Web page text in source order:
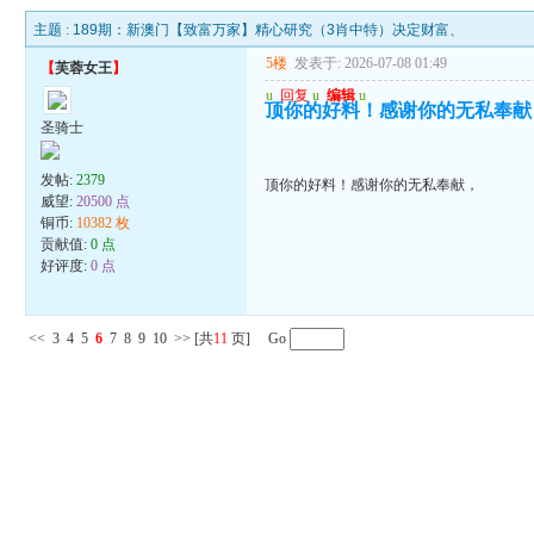
主题 : 189期：新澳门【致富万家】精心研究（3肖中特）决定财富、
【芙蓉女王】
圣骑士
发帖:2379
威望:20500 点
铜币: 10382 枚
贡献值:0 点
好评度:0 点
5楼 发表于: 2026-07-08 01:49
u 回复 u 编辑 u
顶你的好料！感谢你的无私奉
顶你的好料！感谢你的无私奉献，
<< 3 4 5 6 7 8 9 10 >> [共11 页] Go